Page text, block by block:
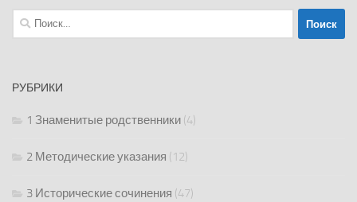
Найти:
РУБРИКИ
1 Знаменитые родственники (4)
2 Методические указания (12)
3 Исторические сочинения (47)